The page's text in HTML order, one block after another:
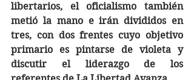
libertarios, el oficialismo también
metió la mano e irán divididos en
tres, con dos frentes cuyo objetivo
primario es pintarse de violeta y
discutir el liderazgo de los